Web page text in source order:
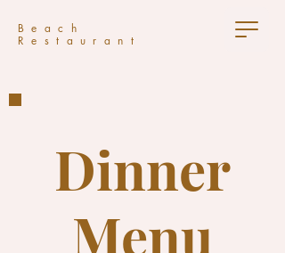
Beach
Restaurant
Dinner
Menu